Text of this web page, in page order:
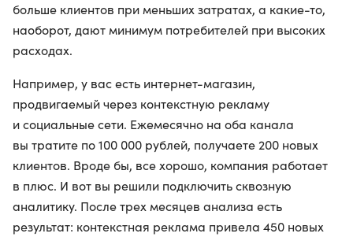
больше клиентов при меньших затратах, а какие-то,
наоборот, дают минимум потребителей при высоких
расходах.
Например, у вас есть интернет-магазин,
продвигаемый через контекстную рекламу
и социальные сети. Ежемесячно на оба канала
вы тратите по 100 000 рублей, получаете 200 новых
клиентов. Вроде бы, все хорошо, компания работает
в плюс. И вот вы решили подключить сквозную
аналитику. После трех месяцев анализа есть
результат: контекстная реклама привела 450 новых